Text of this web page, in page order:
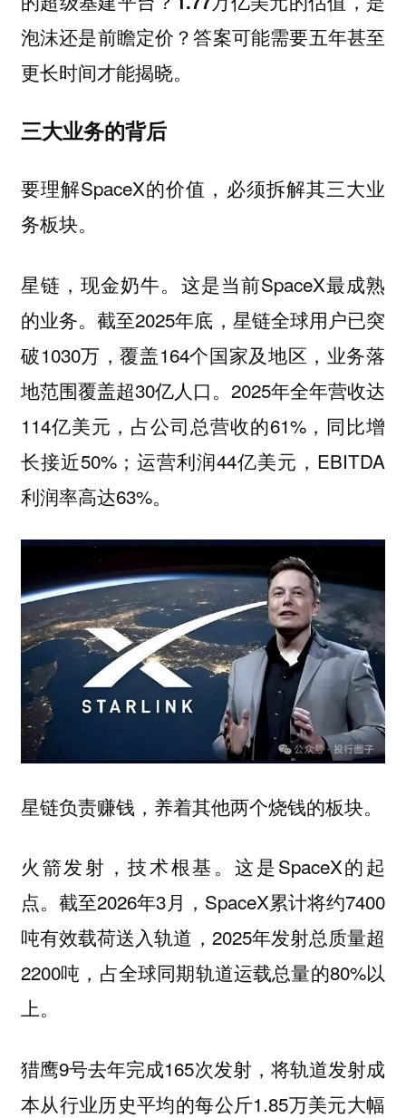
泡沫还是前瞻定价？答案可能需要五年甚至
更长时间才能揭晓。
三大业务的背后
要理解SpaceX的价值，必须拆解其三大业
务板块。
星链，现金奶牛。 这是当前SpaceX最成熟
的业务。截至2025年底，星链全球用户已突
破1030万，覆盖164个国家及地区，业务落
地范围覆盖超30亿人口。2025年全年营收达
114亿美元，占公司总营收的61%，同比增
长接近50%；运营利润44亿美元，EBITDA
利润率高达63%。
星链负责赚钱，养着其他两个烧钱的板块。
火箭发射，技术根基。这是SpaceX的起
点。截至2026年3月，SpaceX累计将约7400
吨有效载荷送入轨道，2025年发射总质量超
2200吨，占全球同期轨道运载总量的80%以
上。
猎鹰9号去年完成165次发射，将轨道发射成
本从行业历史平均的每公斤1.85万美元大幅